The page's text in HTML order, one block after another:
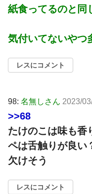
紙食ってるのと同
気付いてないやつ
レスにコメント
98: 名無しさん 2023/
>>68
たけのこは味も香
ペは舌触りが良い
欠けそう
レスにコメント